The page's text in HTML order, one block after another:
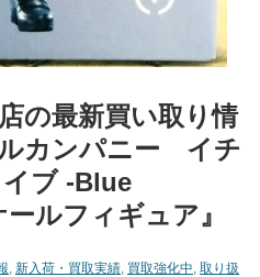
の最新買い取り情
カンパニー イチ
ブ ​-Blue
ルフィギュア』
, 新入荷・買取実績, 買取強化中, 取り扱